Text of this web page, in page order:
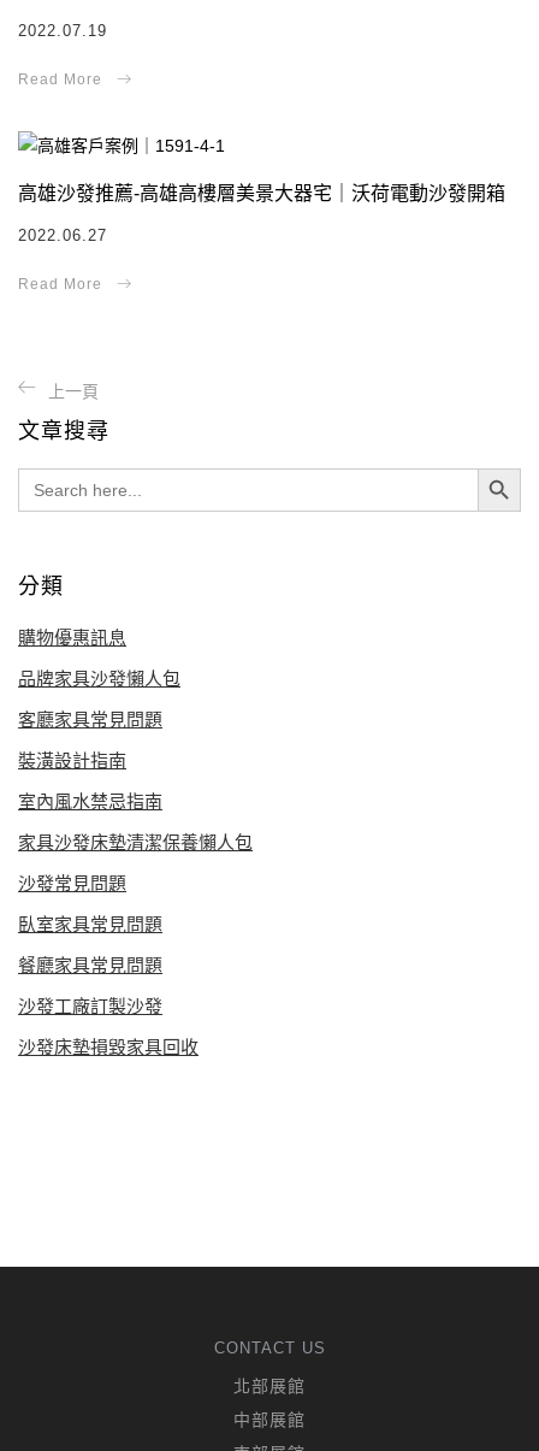
2022.07.19
高雄沙發推薦-高雄高樓層美景大器宅｜沃荷電動沙發開箱
2022.06.27
文章搜尋
Search
for:
Search Button
分類
購物優惠訊息
品牌家具沙發懶人包
客廳家具常見問題
裝潢設計指南
室內風水禁忌指南
家具沙發床墊清潔保養懶人包
沙發常見問題
臥室家具常見問題
餐廳家具常見問題
沙發工廠訂製沙發
沙發床墊損毀家具回收
CONTACT US
北部展館
中部展館